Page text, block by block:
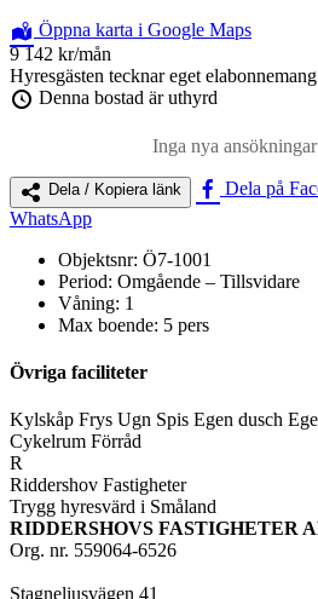
Öppna karta i Google Maps
9 142 kr/mån
Hyresgästen tecknar eget elabonnemang
Denna bostad är uthyrd
Inga nya
Dela / Kopiera länk Dela på
WhatsApp
Objektsnr: Ö7-1001
Period: Omgående – Tillsvidare
Våning: 1
Max boende: 5 pers
Övriga faciliteter
Kylskåp Frys Ugn Spis Egen dusch
Cykelrum Förråd
R
Riddershov Fastigheter
Trygg hyresvärd i Småland
RIDDERSHOVS FASTIGHETER
Org. nr. 559064-6526
Stagneliusvägen 41